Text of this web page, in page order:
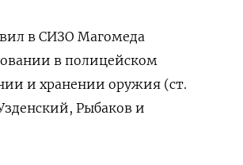
в СИЗО Магомеда
в полицейском
и хранении оружия (ст.
Рыбаков и